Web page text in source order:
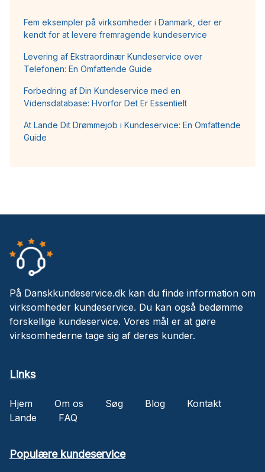
Fem eksempler på virksomheder i Danmark, der er
kendt for at levere fremragende kundeservice
Levering af Ekstraordinær Kundeservice over
Telefonen: En Omfattende Guide
Forbedring af Din Kundeservice med en
Vidensdatabase: Hvorfor Det Er Essentielt
At Lande Dit Drømmejob i Kundeservice: En Omfattende
Guide
På Danskkundeservice.dk kan du finde information om
virksomheder kundeservice. Du kan også bedømme
forskellige kundeservice. Vores mål er at gøre
virksomhederne tage sig af deres kunder.
Links
Hjem Om os Søg Blog
Kontakt
Lande
FAQ
Populære kundeservice